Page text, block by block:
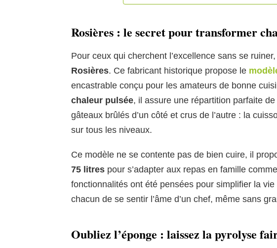
Rosières : le secret pour transformer
Pour ceux qui cherchent l’excellence sans se
Rosières. Ce fabricant historique propose le
encastrable conçu pour les amateurs de bonne
chaleur pulsée, il assure une répartition parfaite
gâteaux brûlés d’un côté et crus de l’autre : la
sur tous les niveaux.
Ce modèle ne se contente pas de bien cuire, il
75 litres pour s’adapter aux repas en famille
fonctionnalités ont été pensées pour simplifier la
chacun de se sentir l’âme d’un chef, même sans
Oubliez l’éponge : laissez la pyrolyse